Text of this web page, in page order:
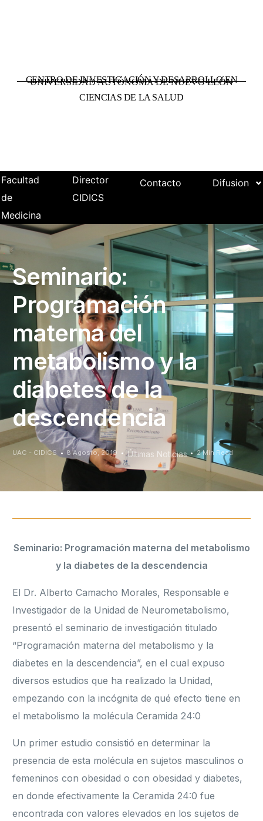
UNIVERSIDAD AUTÓNOMA DE NUEVO LEÓN
CENTRO DE INVESTIGACIÓN Y DESARROLLO EN
CIENCIAS DE LA SALUD
Facultad
de
Medicina
Director
CIDICS
Contacto Difusion
Seminario:
Programación
materna del
metabolismo y la
diabetes de la
descendencia
UAC - CIDICS 8 Agosto, 2019 Últimas Noticias 2 Min Read
Seminario: Programación materna del metabolismo
y la diabetes de la descendencia
El Dr. Alberto Camacho Morales, Responsable e
Investigador de la Unidad de Neurometabolismo,
presentó el seminario de investigación titulado
“Programación materna del metabolismo y la
diabetes en la descendencia”, en el cual expuso
diversos estudios que ha realizado la Unidad,
empezando con la incógnita de qué efecto tiene en
el metabolismo la molécula Ceramida 24:0
Un primer estudio consistió en determinar la
presencia de esta molécula en sujetos masculinos o
femeninos con obesidad o con obesidad y diabetes,
en donde efectivamente la Ceramida 24:0 fue
encontrada con valores elevados en los sujetos de